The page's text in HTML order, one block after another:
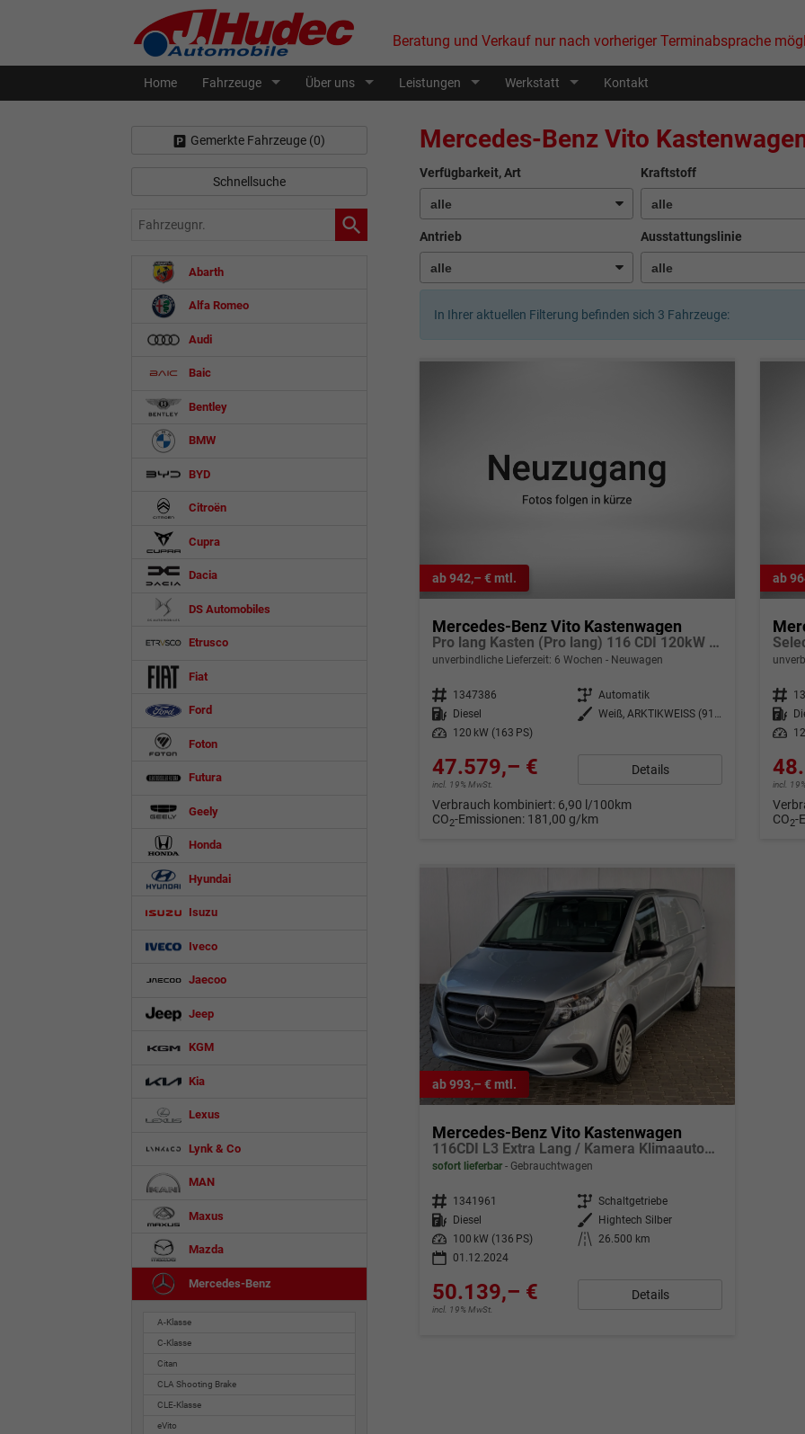
Beratung und Verkauf nur nach vorheriger Terminabsprache
Home Fahrzeuge Über uns Leistungen Werkstatt Kontakt
Mercedes-Benz Vito
Verfügbarkeit, Art Kraftstoff
Antrieb Ausstattungslinie
In Ihrer aktuellen Filterung befinden sich 3 Fahrzeuge:
ab 942,– € mtl.
Mercedes-Benz Vito Kastenwagen
Pro lang Kasten (Pro lang) 116 CDI 120kW (163 PS) 9G-Tronic
unverbindliche Lieferzeit: 6 Wochen Neuwagen
Fahrzeugnr. 1347386 Getriebe Automatik
Kraftstoff
Diesel Außenfarbe
Weiß, ARKTIKWEISS (9147)
Leistung
120 kW (163 PS)
47.579,– €
incl. 19% MwSt.
Details
Verbrauch kombiniert: 6,90 l/100km
CO2-Emissionen: 181,00 g/km
ab
Fahrzeugnr.
Kraftstoff
Leistung
incl.
CO2-
ab 993,– € mtl.
Mercedes-Benz Vito Kastenwagen
116CDI L3 Extra Lang / Kamera Klimaautom./ AHK Carplay Allwetter
sofort lieferbar Gebrauchtwagen
Fahrzeugnr. 1341961 Getriebe Schaltgetriebe
Kraftstoff Diesel Außenfarbe
Hightech Silber
Leistung
100 kW (136 PS) Kilometerstand
26.500 km
01.12.2024
50.139,– €
incl. 19% MwSt.
Details
Gemerkte Fahrzeuge (0)
Schnellsuche
Fahrzeugnr.
Abarth
Alfa Romeo
Audi
Baic
Bentley
BMW
BYD
Citroën
Cupra
Dacia
DS Automobiles
Etrusco
Fiat
Ford
Foton
Futura
Geely
Honda
Hyundai
Isuzu
Iveco
Jaecoo
Jeep
KGM
Kia
Lexus
Lynk & Co
MAN
Maxus
Mazda
Mercedes-Benz
A-Klasse
C-Klasse
Citan
CLA Shooting Brake
CLE-Klasse
eVito